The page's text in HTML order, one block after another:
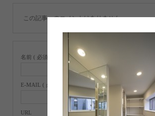
この記事へのコメントはありません。
名前 ( 必須 )
E-MAIL ( 必須 ) ※ 公開されません
URL